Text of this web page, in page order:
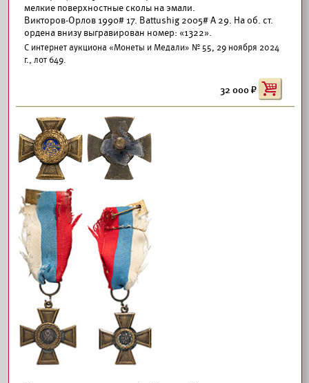
мелкие поверхностные сколы на эмали.
Викторов-Орлов 1990# 17. Battushig 2005# А 29. На об. ст.
ордена внизу выгравирован номер: «1322».
С интернет аукциона «Монеты и Медали» № 55, 29 ноября 2024
г., лот 649.
32 000